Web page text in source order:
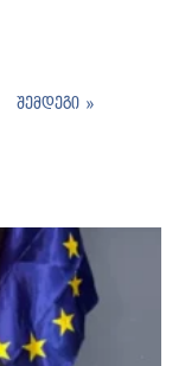
შემდეგი »